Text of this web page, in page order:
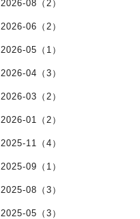
2026-08（2）
2026-06（2）
2026-05（1）
2026-04（3）
2026-03（2）
2026-01（2）
2025-11（4）
2025-09（1）
2025-08（3）
2025-05（3）